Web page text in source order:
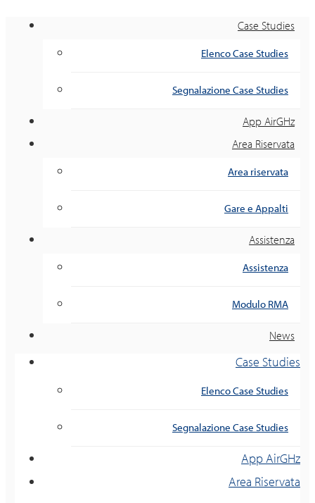
Case Studies
Elenco Case Studies
Segnalazione Case Studies
App AirGHz
Area Riservata
Area riservata
Gare e Appalti
Assistenza
Assistenza
Modulo RMA
News
Case Studies
Elenco Case Studies
Segnalazione Case Studies
App AirGHz
Area Riservata